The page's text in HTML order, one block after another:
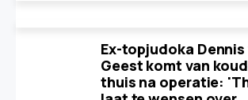
Ex-topjudoka Dennis
Geest komt van
thuis na operatie: